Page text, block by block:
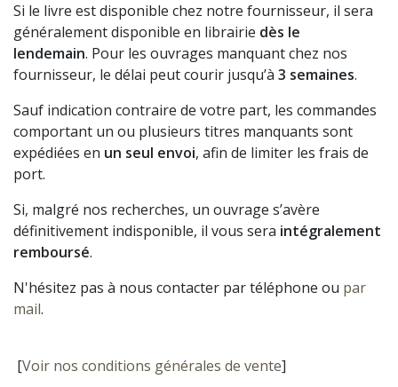
Si le livre est disponible chez notre fournisseur, il sera
généralement disponible en librairie dès le
lendemain. Pour les ouvrages manquant chez nos
fournisseur, le délai peut courir jusqu’à 3 semaines.
Sauf indication contraire de votre part, les commandes
comportant un ou plusieurs titres manquants sont
expédiées en un seul envoi, afin de limiter les frais de
port.
Si, malgré nos recherches, un ouvrage s’avère
définitivement indisponible, il vous sera intégralement
remboursé.
N'hésitez pas à nous contacter par téléphone ou par
mail.
[Voir nos conditions générales de vente]